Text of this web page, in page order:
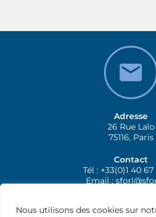
Nous utilisons des cookies sur
Adresse
26 Rue Lalo
75116, Paris
Contact
Tél : +33(0)1 40
Email :